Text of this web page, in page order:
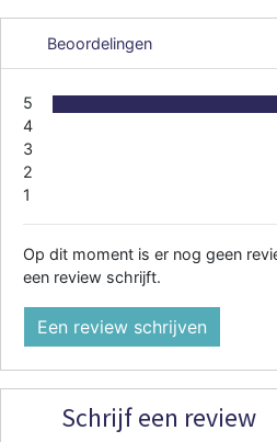
Beoordelingen
5
4
3
2
1
Op dit moment is er nog geen
een review schrijft.
Een review schrijven
Schrijf een review